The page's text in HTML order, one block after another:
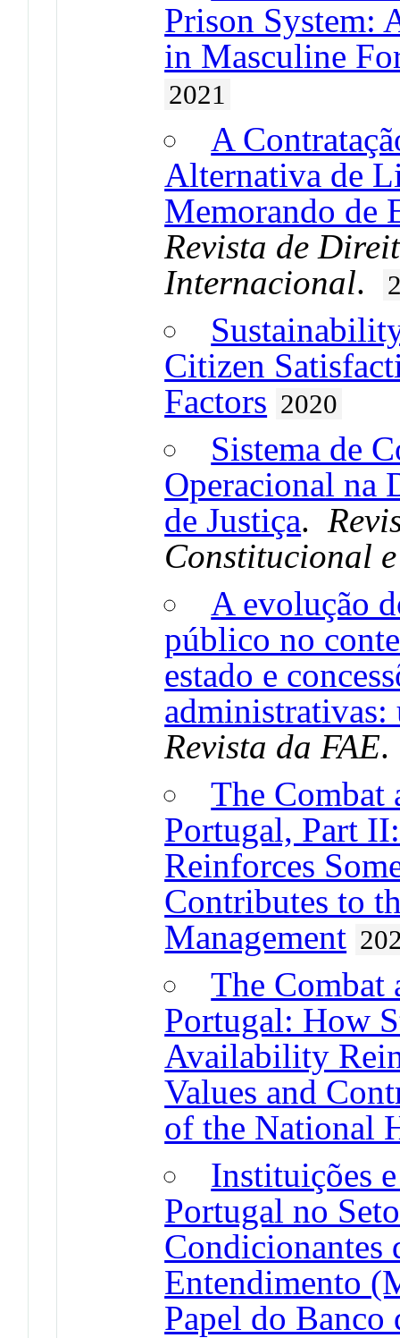
Prison System:
in Masculine
2021
A
Alternativa de
Memorando de
Revista de
Internacional.
Citizen
Factors 2020
Sistema de
Operacional na
de Justiça.
Constitucional
A evolução
público no
estado e
administrativas:
Revista da FAE
The
Portugal, Part
Reinforces
Contributes to
Management
The
Portugal: How
Availability
Values and
of the National
Instituições
Portugal no
Condicionantes
Entendimento
Papel do Banco